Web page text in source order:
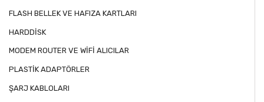
FLASH BELLEK VE HAFIZA KARTLARI
HARDDİSK
MODEM ROUTER VE WİFİ ALICILAR
PLASTİK ADAPTÖRLER
ŞARJ KABLOLARI